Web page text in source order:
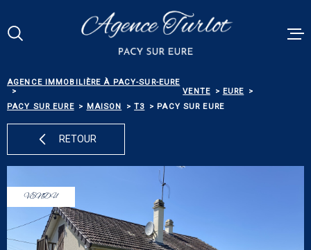
menu
contenu
VENTES
AGENCE IMMOBILIÈRE À PACY-SUR-EURE
VENTE
EURE
PACY SUR EURE
MAISON T3 PACY SUR EURE
RETOUR
VENDU
Votre
RECHERCHE
TYPE
BIEN
TYPE DE BIEN
VILLE